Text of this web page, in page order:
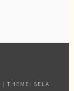
| THEME: SELA